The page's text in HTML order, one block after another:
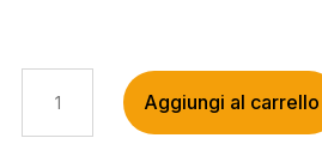
CATENA
E12
Aggiungi al carrello